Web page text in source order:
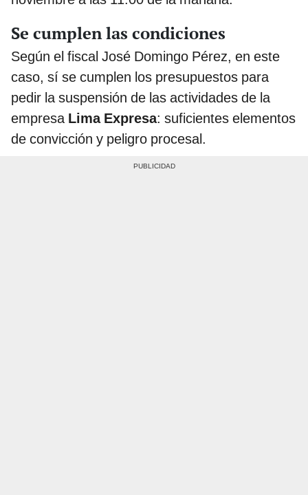
Se cumplen las condiciones
Según el fiscal José Domingo Pérez, en este
caso, sí se cumplen los presupuestos para
pedir la suspensión de las actividades de la
empresa Lima Expresa: suficientes elementos
de convicción y peligro procesal.